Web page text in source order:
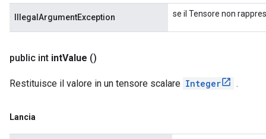
IllegalArgumentException se il Tensore non
public int intValue ()
Restituisce il valore in un tensore scalare Integer .
Lancia